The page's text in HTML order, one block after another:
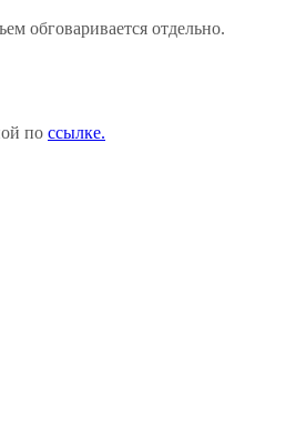
обговаривается отдельно.
по ссылке.